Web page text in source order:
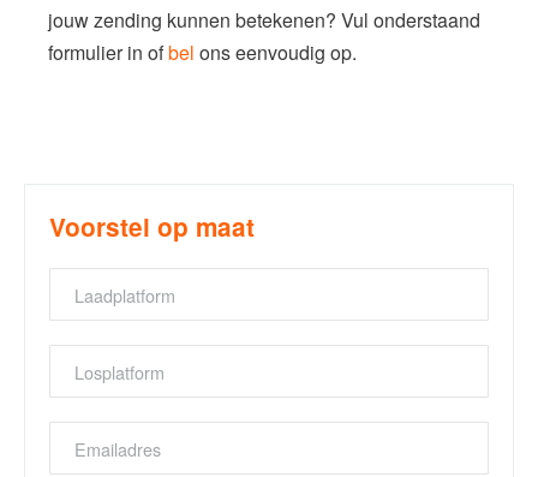
jouw zending kunnen betekenen? Vul onderstaand
formulier in ofbel ons eenvoudig op.
Voorstel op maat
platform
platform